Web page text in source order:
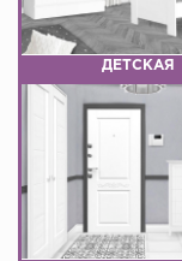
ДЕТСКАЯ